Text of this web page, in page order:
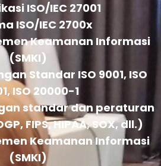
ISO/IEC 27001
ISO/IEC 2700x
Keamanan Informasi
(SMKI)
Standar ISO 9001, ISO
ISO 20000-1
standar dan peraturan
FIPS, HIPAA, SOX, dll.)
Keamanan Informasi
(SMKI)